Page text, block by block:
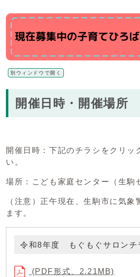
別ウィンドウで開く
開催日時・開催場所
開催日時：下記のチラシをクリッ
い。
場所：こども家庭センター（生駒
（注意）正午現在、生駒市に気象
ます。
令和8年度 もぐもぐサロンチ
(PDF形式、2.21MB)